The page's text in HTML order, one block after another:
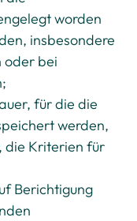
worden
insbesondere
oder bei
für die die
werden,
die Kriterien für
Berichtigung